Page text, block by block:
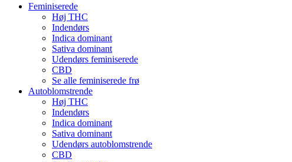
Feminiserede
Høj THC
Indendørs
Indica dominant
Sativa dominant
Udendørs feminiserede
CBD
Se alle feminiserede frø
Autoblomstrende
Høj THC
Indendørs
Indica dominant
Sativa dominant
Udendørs autoblomstrende
CBD